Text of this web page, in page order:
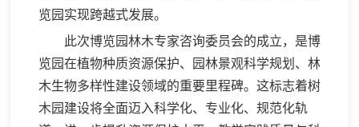
览园实现跨越式发展。
此次博览园林木专家咨询委员会的成立，是博
览园在植物种质资源保护、园林景观科学规划、林
木生物多样性建设领域的重要里程碑。这标志着树
木园建设将全面迈入科学化、专业化、规范化轨